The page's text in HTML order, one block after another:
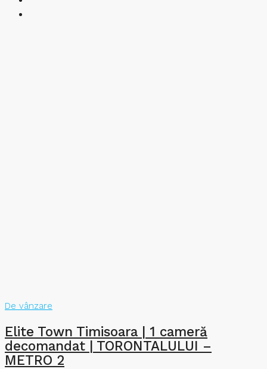
De vânzare
Elite Town Timisoara | 1 cameră
decomandat | TORONTALULUI –
METRO 2